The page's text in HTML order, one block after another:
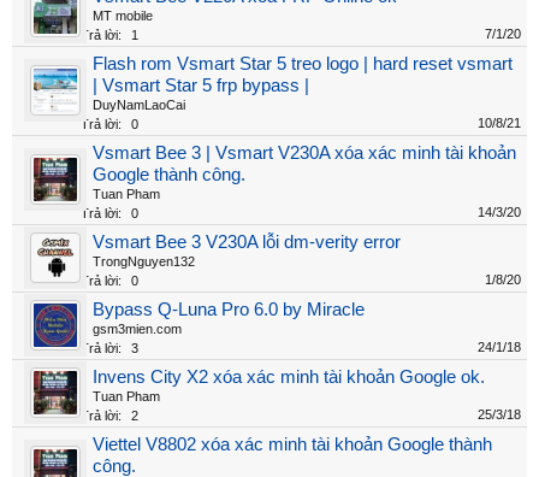
MT mobile
Trả lời:
1 7/1/20
Flash rom Vsmart Star 5 treo logo | hard reset vsmart
| Vsmart Star 5 frp bypass |
DuyNamLaoCai
Trả lời:
0 10/8/21
Vsmart Bee 3 | Vsmart V230A xóa xác minh tài khoản
Google thành công.
Tuan Pham
Trả lời:
0 14/3/20
Vsmart Bee 3 V230A lỗi dm-verity error
TrongNguyen132
Trả lời:
0 1/8/20
Bypass Q-Luna Pro 6.0 by Miracle
gsm3mien.com
Trả lời:
3 24/1/18
Invens City X2 xóa xác minh tài khoản Google ok.
Tuan Pham
Trả lời:
2 25/3/18
Viettel V8802 xóa xác minh tài khoản Google thành
công.